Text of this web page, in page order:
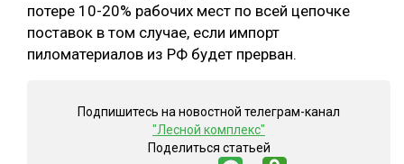
потере 10-20% рабочих мест по всей цепочке
поставок в том случае, если импорт
пиломатериалов из РФ будет прерван.
Подпишитесь на новостной телеграм-канал
"Лесной комплекс"
Поделиться статьей